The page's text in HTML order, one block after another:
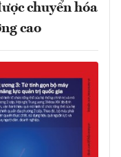
chuyển hóa
cao